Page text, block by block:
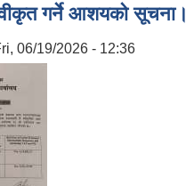
गर्ने आशयको सूचना।
06/19/2026 - 12:36